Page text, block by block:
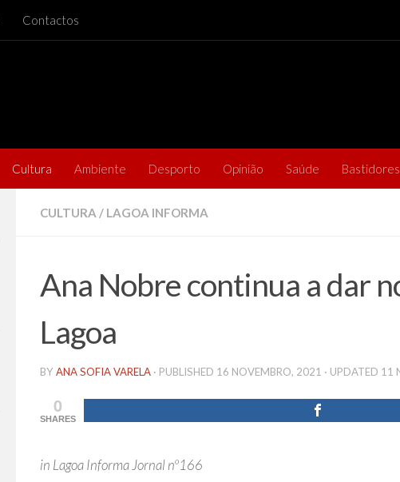
Contactos
Cultura Ambiente Desporto Opinião Saúde
CULTURA / LAGOA INFORMA
Ana Nobre continua a dar
Lagoa
BY ANA SOFIA VARELA · PUBLISHED 16 NOVEMBRO, 2021 · UPDATED 11
0
SHARES
in Lagoa Informa Jornal nº166